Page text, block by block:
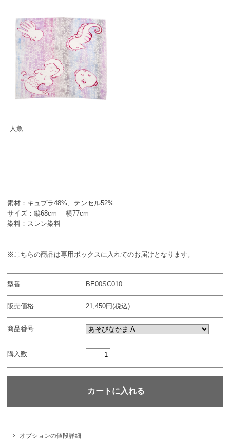
人魚
素材：キュプラ48%、テンセル52%
サイズ：縦68cm 横77cm
染料：スレン染料
※こちらの商品は専用ボックスに入れてのお届けとなります。
型番 BE00SC010
販売価格 21,450円(税込)
商品番号
購入数
オプションの値段詳細